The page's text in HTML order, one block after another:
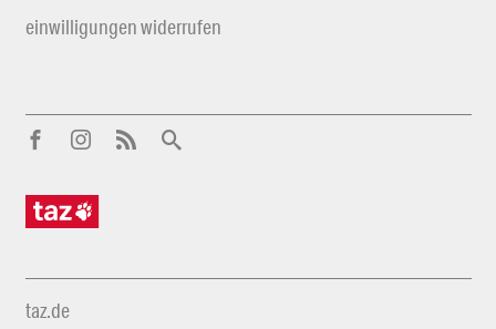
einwilligungen widerrufen
taz.de